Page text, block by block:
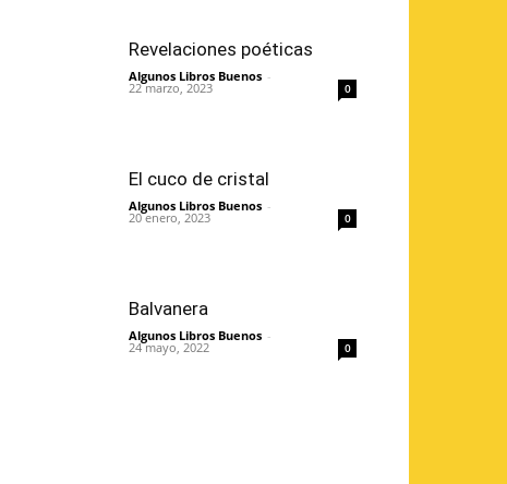
Revelaciones poéticas
Algunos Libros Buenos -
22 marzo, 2023 0
El cuco de cristal
Algunos Libros Buenos -
20 enero, 2023 0
Balvanera
Algunos Libros Buenos -
24 mayo, 2022 0